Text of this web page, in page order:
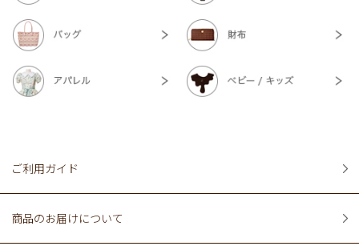
ご利用ガイド
商品のお届けについて